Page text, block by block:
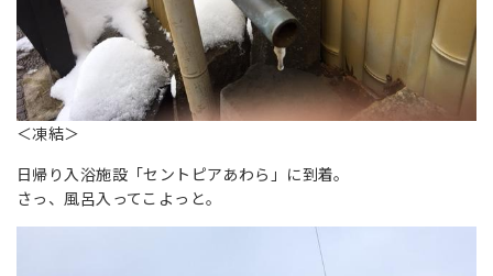
＜凍結＞
日帰り入浴施設「セントピアあわら」に到着。
さっ、風呂入ってこよっと。